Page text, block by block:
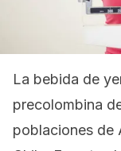
La bebida de
precolombina
poblaciones de